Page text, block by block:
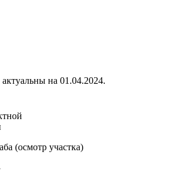
на 01.04.2024.
(осмотр участка)